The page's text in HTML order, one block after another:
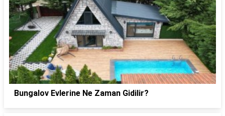
Bungalov Evlerine Ne Zaman Gidilir?